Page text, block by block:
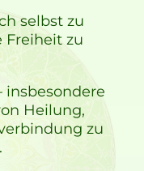
selbst zu
Freiheit zu
insbesondere
Heilung,
zu